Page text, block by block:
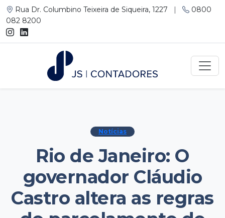
Rua Dr. Columbino Teixeira de Siqueira, 1227 |
0800
082 8200
Notícias
Rio de Janeiro: O
governador Cláudio
Castro altera as regras